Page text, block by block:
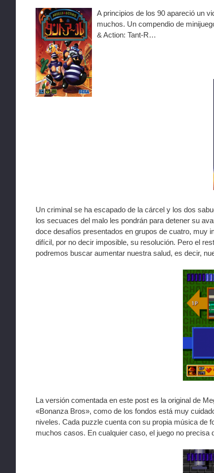
A principios de los 90 apareció un
muchos. Un compendio de
& Action: Tant-R…
Un criminal se ha escapado de la cárcel y los dos
los secuaces del malo les pondrán para detener su
doce desafíos presentados en grupos de cuatro, muy
difícil, por no decir imposible, su resolución. Pero el
podremos buscar aumentar nuestra salud, es decir,
La versión comentada en este post es la original de
«Bonanza Bros», como de los fondos está muy
niveles. Cada puzzle cuenta con su propia música de
muchos casos. En cualquier caso, el juego no